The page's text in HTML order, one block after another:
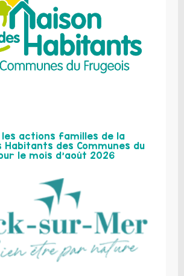
les actions familles de la
Habitants des Communes du
le mois d’août 2026